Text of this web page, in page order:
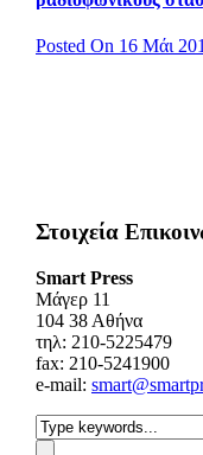
Posted On 16 Μάι
Στοιχεία
Smart Press
Mάγερ 11
104 38 Αθήνα
τηλ: 210-5225479
fax: 210-5241900
e-mail: